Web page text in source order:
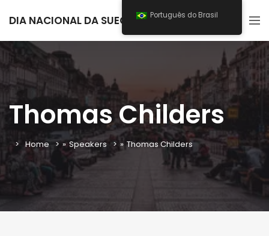
DIA NACIONAL DA SUECIA 2025
Thomas Childers
Home » Speakers » Thomas Childers
Português do Brasil